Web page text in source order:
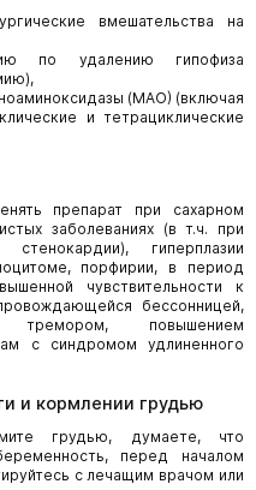
вмешательства на
по удалению гипофиза
(МАО) (включая
и тетрациклические
препарат при сахарном
заболеваниях (в т.ч. при
гиперплазии
порфирии, в период
чувствительности к
бессонницей,
тремором, повышением
с синдромом удлиненного
и кормлении грудью
грудью, думаете, что
перед началом
с лечащим врачом или